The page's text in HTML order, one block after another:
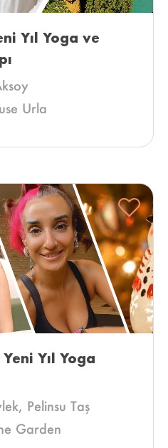
Yıl Yoga ve
Urla
Yıl Yoga
Pelinsu Taş
Garden